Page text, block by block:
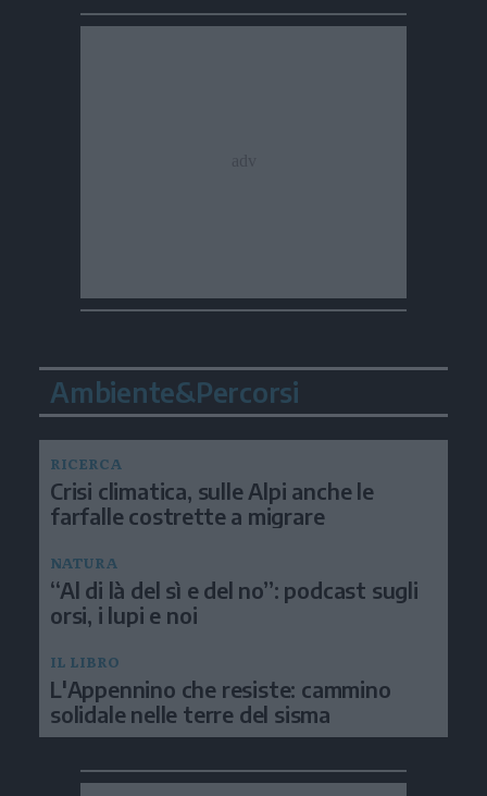
Ambiente&Percorsi
RICERCA
Crisi climatica, sulle Alpi anche le
farfalle costrette a migrare
NATURA
“Al di là del sì e del no”: podcast sugli
orsi, i lupi e noi
IL LIBRO
L'Appennino che resiste: cammino
solidale nelle terre del sisma